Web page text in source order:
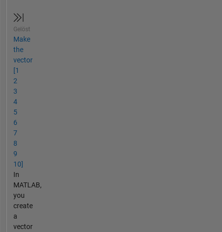
Gelöst
Make
the
vector
[1
2
3
4
5
6
7
8
9
10]
In
MATLAB,
you
create
a
vector